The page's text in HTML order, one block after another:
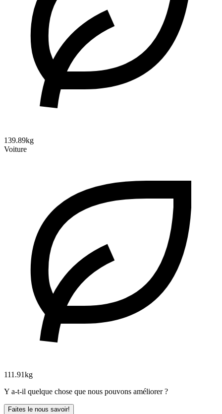
139.89kg
Voiture
111.91kg
Y a-t-il quelque chose que nous pouvons améliorer ?
Faites le nous savoir!